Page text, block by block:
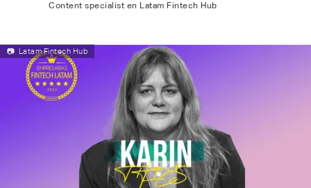
Content specialist en Latam Fintech Hub
📷 Latam Fintech Hub